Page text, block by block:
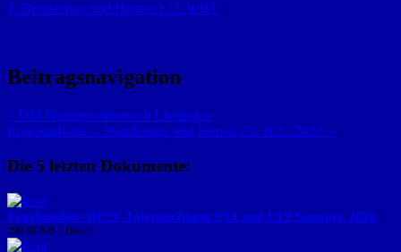
1. Bundesliga Süd Herren 1./2. WBT
Beitragsnavigation
« DM Weitenwettbewerb Liveticker
Ergebnislisten 1. Bundesliga Süd Herren Eis 2021/2022 »
Die 5 letzten Dokumente:
Ergebnisliste DESV-Talentsichtung U16 und U19 Sommer 2026
290.98 KB 1 file(s)